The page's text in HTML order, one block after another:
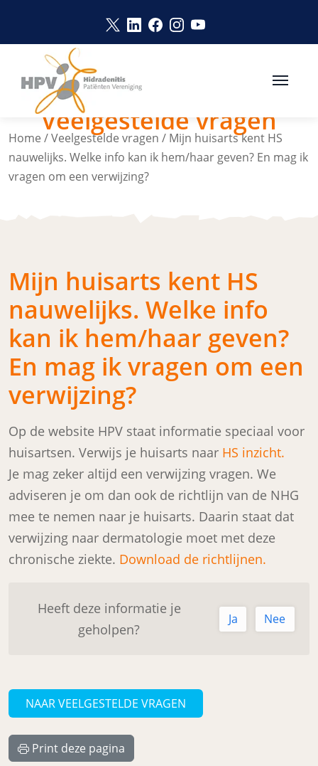
Link opent in een nieuw venster
Link opent in een nieuw
Link opent in een nieuw
Link opent in een
Link opent in een
Home /Veelgestelde vragen / Mijn huisarts kent HS
nauwelijks. Welke info kan ik hem/haar geven? En mag ik
vragen om een verwijzing?
Veelgestelde vragen
Mijn huisarts kent HS
nauwelijks. Welke info
kan ik hem/haar geven?
En mag ik vragen om een
verwijzing?
Op de website HPV staat informatie speciaal voor
huisartsen. Verwijs je huisarts naar HS inzicht.
Je mag zeker altijd een verwijzing vragen. We
adviseren je om dan ook de richtlijn van de NHG
mee te nemen naar je huisarts. Daarin staat dat
verwijzing naar dermatologie moet met deze
chronische ziekte. Download de richtlijnen.
Heeft deze informatie je
geholpen?
Ja Nee
NAAR VEELGESTELDE VRAGEN
Print deze pagina